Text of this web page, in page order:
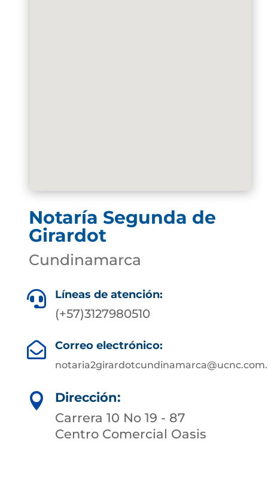
Notaría Segunda de
Girardot
Cundinamarca
 Líneas de atención:
(+57)3127980510
 Correo electrónico:

Dirección:
Carrera 10 No 19 - 87
Centro Comercial Oasis